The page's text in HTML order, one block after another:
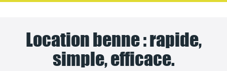
Location benne : rapide,
simple, efficace.